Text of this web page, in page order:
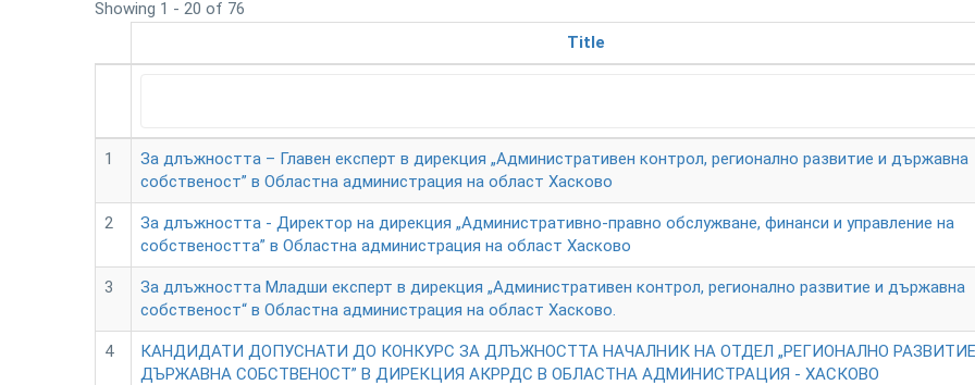
Showing 1 - 20 of 76
Title
1
За длъжността – Главен експерт в дирекция „Административен контрол, регионално развитие и държавна
собственост” в Областна администрация на област Хасково
2
За длъжността - Директор на дирекция „Административно-правно обслужване, финанси и управление на
собствеността” в Областна администрация на област Хасково
3
За длъжността Младши експерт в дирекция „Административен контрол, регионално развитие и държавна
собственост“ в Областна администрация на област Хасково.
4
КАНДИДАТИ ДОПУСНАТИ ДО КОНКУРС ЗА ДЛЪЖНОСТТА НАЧАЛНИК НА ОТДЕЛ „РЕГИОНАЛНО
ДЪРЖАВНА СОБСТВЕНОСТ” В ДИРЕКЦИЯ АКРРДС В ОБЛАСТНА АДМИНИСТРАЦИЯ - ХАСКОВО